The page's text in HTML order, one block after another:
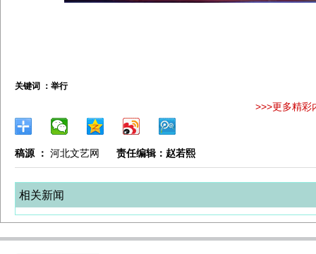
关键词 ： 举行
>>>更多精彩
稿源 ： 河北文艺网 责任编辑：赵若熙
相关新闻